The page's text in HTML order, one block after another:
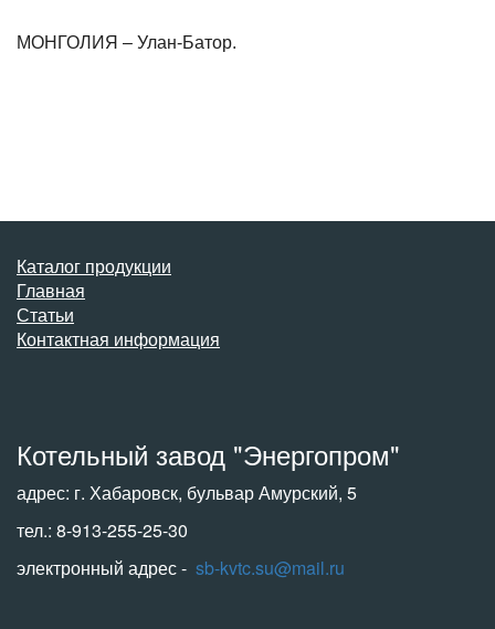
МОНГОЛИЯ – Улан-Батор.
Каталог продукции
Главная
Статьи
Контактная информация
Котельный завод "Энергопром"
адрес: г. Хабаровск, бульвар Амурский, 5
тел.: 8-913-255-25-30
электронный адрес - sb-kvtc.su@mail.ru